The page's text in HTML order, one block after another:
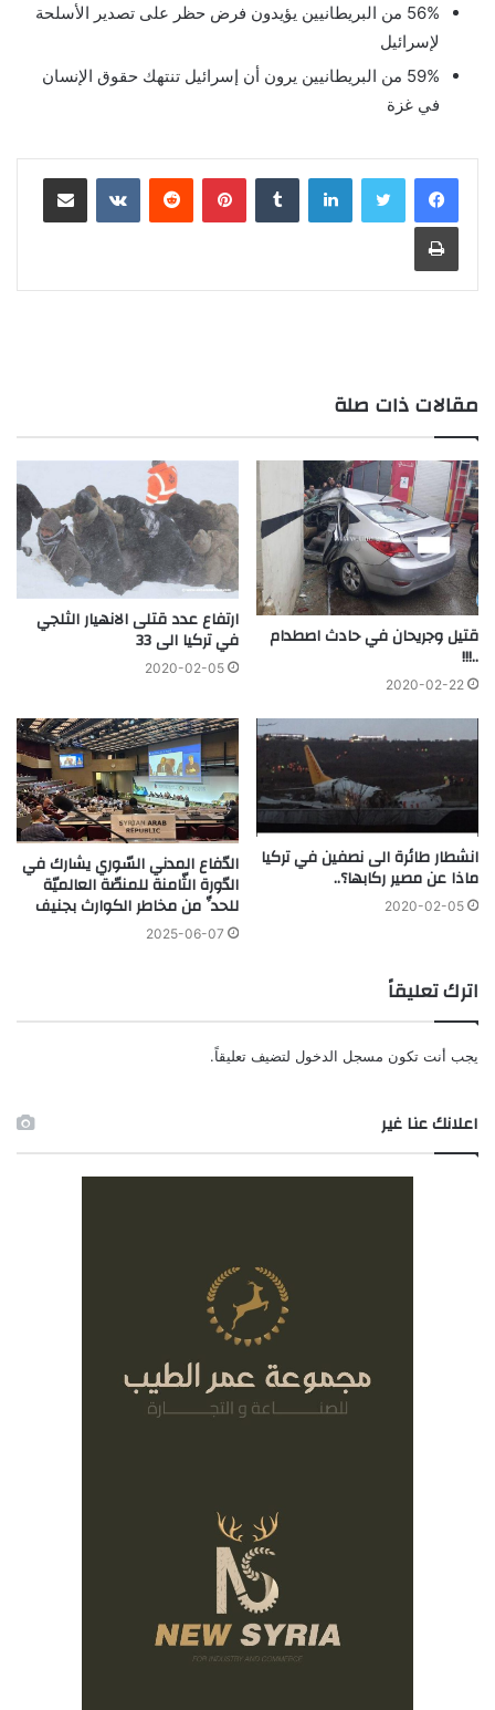
56% من البريطانيين يؤيدون فرض حظر على تصدير الأسلحة
لإسرائيل
59% من البريطانيين يرون أن إسرائيل تنتهك حقوق الإنسان
في غزة
لينكدإن بينتيريست مشاركة عبر البريد
طباعة
مقالات ذات صلة
قتيل وجريحان في حادث اصطدام
..!!!
2020-02-22
ارتفاع عدد قتلى الانهيار الثلجي
في تركيا الى 33
2020-02-05
انشطار طائرة الى نصفين في تركيا
ماذا عن مصير ركابها؟..
2020-02-05
الدّفاع المدني السّوري يشارك في
الدّورة الثّامنة للمنصّة العالميّة
للحدِّ من مخاطر الكوارث بجنيف
2025-06-07
اترك تعليقاً
يجب أنت تكون مسجل الدخول لتضيف تعليقاً.
اعلانك عنا غير